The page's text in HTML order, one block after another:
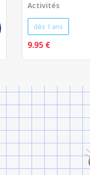
Activités
dès 1 ans
9.95 €